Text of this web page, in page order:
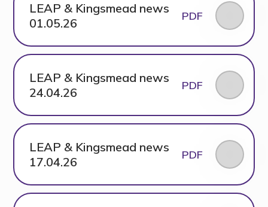
LEAP & Kingsmead news
01.05.26
PDF
LEAP & Kingsmead news
24.04.26
PDF
LEAP & Kingsmead news
17.04.26
PDF